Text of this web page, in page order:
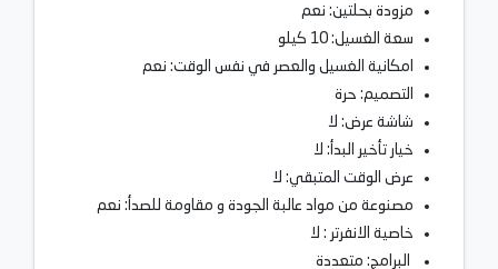
مزودة بحلتين: نعم
سعة الغسيل: 10 كيلو
امكانية الغسيل والعصر في نفس الوقت: نعم
التصميم: حرة
شاشة عرض: لا
خيار تأخير البدأ: لا
عرض الوقت المتبقي: لا
مصنوعة من مواد عالبة الجودة و مقاومة للصدأ: نعم
خاصية الانفرتر : لا
البرامج: متعددة